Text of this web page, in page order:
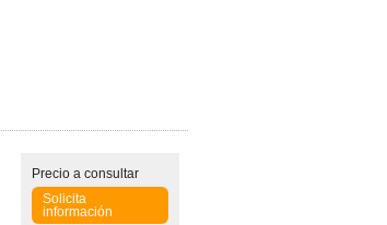
Precioa consultar
Solicita
información